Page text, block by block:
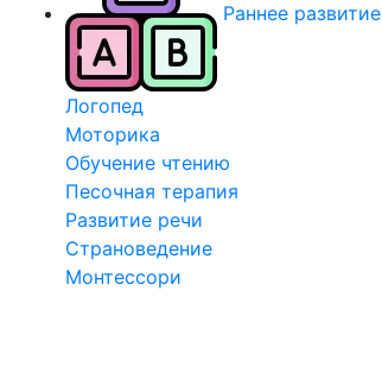
Раннее развитие
Логопед
Моторика
Обучение чтению
Песочная терапия
Развитие речи
Страноведение
Монтессори